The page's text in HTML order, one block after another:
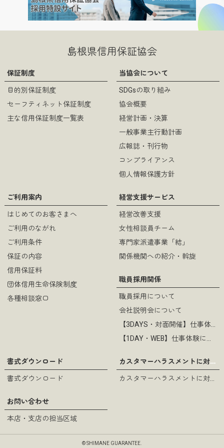
過去のチラシ（24）.pdf（pdf
過去のチラシ（23）.pdf
形式 / 786KB）
過去のチラシ（22）.pdf
過去のチラシ（21）.pdf（pdf
過去のチラシ（20）.pdf（pdf
島根県信用保証協会
保証制度
目的別保証制度
セーフティネット保証制度
主な信用保証制度一覧表
当協会について
SDGsの取り組み
協会概要
経営計画・決算
一般事業主行動計画
広報誌・刊行物
コンプライアンス
個人情報保護方針
ご利用案内
はじめてのお客さまへ
ご利用のながれ
ご利用条件
保証の内容
信用保証料
団体信用生命保険制度
各種相談窓口
経営支援サービス
経営改善支援
女性相談員チーム
専門家派遣事業「結」
関係機関への紹介・斡旋
職員採用関係
職員採用について
会社説明会について
【3DAYS・対面開催】仕事体験について
【1DAY・WEB】仕事体験について
書式ダウンロード
書式ダウンロード
カスタマーハラスメントに対する基本方針
カスタマーハラスメントに対する基本方針
お問い合わせ
本店・支店の担当区域
© SHIMANE GUARANTEE.